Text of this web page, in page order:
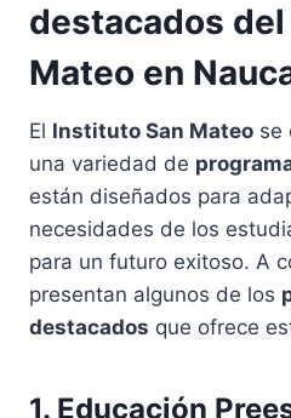
destacados
Mateo en
El Instituto San Mateo se
una variedad de
están diseñados para
necesidades de los
para un futuro exitoso. A
presentan algunos de los
destacados que ofrece
1. Educación